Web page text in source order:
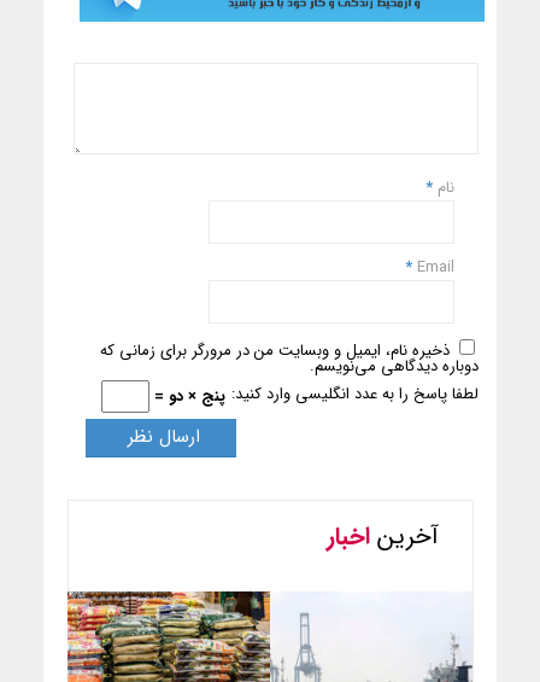
نام *
Email
*
ذخیره نام، ایمیل و وبسایت من در مرورگر برای زمانی که
دوباره دیدگاهی می‌نویسم.
لطفا پاسخ را به عدد انگلیسی وارد کنید: پنج × دو =
آخریناخبار